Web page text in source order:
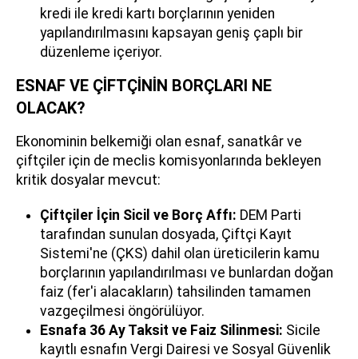
kredi ile kredi kartı borçlarının yeniden
yapılandırılmasını kapsayan geniş çaplı bir
düzenleme içeriyor.
ESNAF VE ÇİFTÇİNİN BORÇLARI NE
OLACAK?
Ekonominin belkemiği olan esnaf, sanatkâr ve
çiftçiler için de meclis komisyonlarında bekleyen
kritik dosyalar mevcut:
Çiftçiler İçin Sicil ve Borç Affı: DEM Parti
tarafından sunulan dosyada, Çiftçi Kayıt
Sistemi'ne (ÇKS) dahil olan üreticilerin kamu
borçlarının yapılandırılması ve bunlardan doğan
faiz (fer'i alacakların) tahsilinden tamamen
vazgeçilmesi öngörülüyor.
Esnafa 36 Ay Taksit ve Faiz Silinmesi: Sicile
kayıtlı esnafın Vergi Dairesi ve Sosyal Güvenlik